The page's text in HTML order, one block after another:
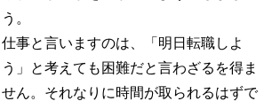
う。
仕事と言いますのは、「明日転職しよ
う」と考えても困難だと言わざるを得ま
せん。それなりに時間が取られるはずで